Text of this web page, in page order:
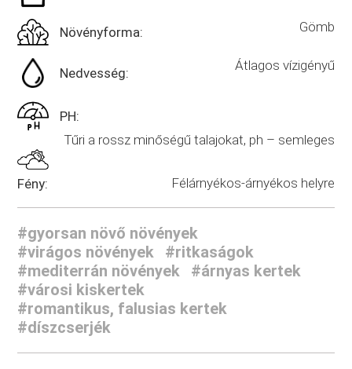
Növényforma: Gömb
Nedvesség: Átlagos vízigényű
PH:
Tűri a rossz minőségű talajokat, ph – semleges
Fény: Félárnyékos-árnyékos helyre
#gyorsan növő növények
#virágos növények
#ritkaságok
#mediterrán növények
#árnyas kertek
#városi kiskertek
#romantikus, falusias kertek
#díszcserjék